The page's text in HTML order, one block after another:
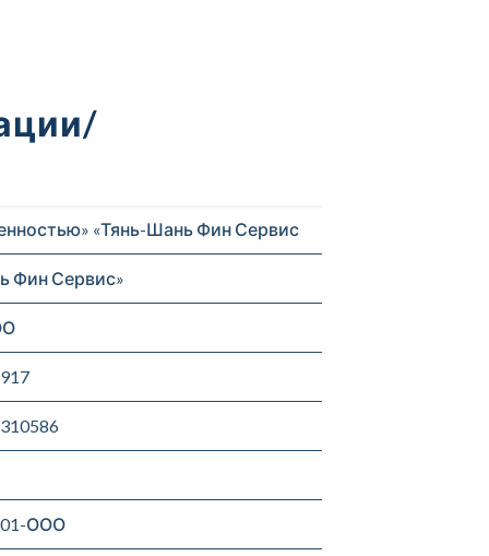
«Тянь-Шань Фин Сервис
Фин Сервис»
ООО